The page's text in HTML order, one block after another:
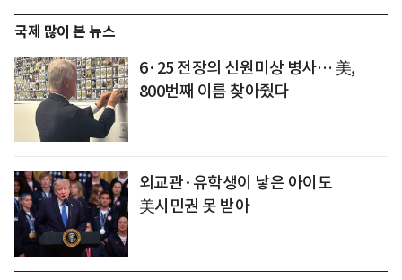
국제 많이 본 뉴스
6·25 전장의 신원미상 병사… 美,
800번째 이름 찾아줬다
외교관·유학생이 낳은 아이도
美시민권 못 받아